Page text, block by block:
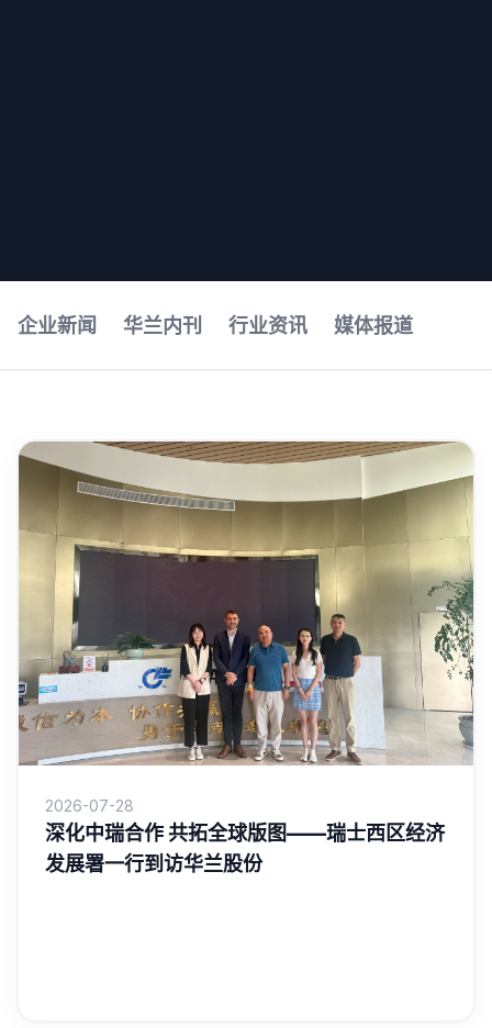
企业新闻 华兰内刊 行业资讯 媒体报道
2026-07-28
深化中瑞合作 共拓全球版图——瑞士西区经济
发展署一行到访华兰股份